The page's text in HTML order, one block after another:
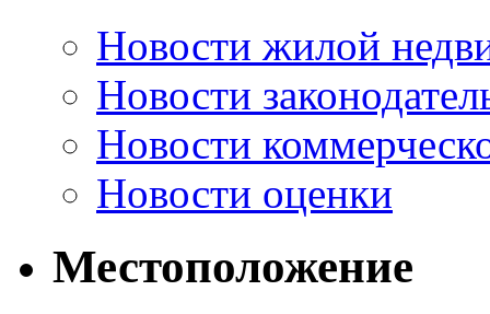
Новости жилой
Новости
Новости
Новости оценки
Местоположение